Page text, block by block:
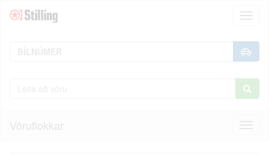
Vöruflokkar